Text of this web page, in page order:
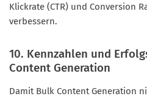
Klickrate (CTR) und Conversion
verbessern.
10. Kennzahlen und
Content Generation
Damit Bulk Content Generation